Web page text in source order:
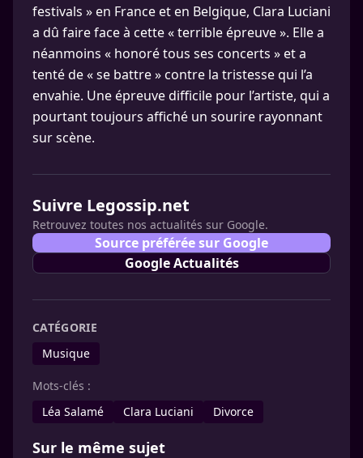
festivals » en France et en Belgique, Clara Luciani
a dû faire face à cette « terrible épreuve ». Elle a
néanmoins « honoré tous ses concerts » et a
tenté de « se battre » contre la tristesse qui l’a
envahie. Une épreuve difficile pour l’artiste, qui a
pourtant toujours affiché un sourire rayonnant
sur scène.
Suivre Legossip.net
Retrouvez toutes nos actualités sur Google.
Source préférée sur Google
Google Actualités
CATÉGORIE
Musique
Mots-clés :
Léa Salamé
Clara Luciani Divorce
Sur le même sujet